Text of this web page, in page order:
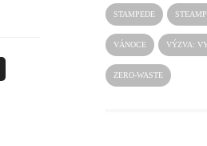
STAMPEDE
VÁNOCE VÝZVA:
ZERO-WASTE